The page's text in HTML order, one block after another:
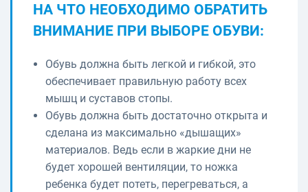
НА ЧТО НЕОБХОДИМО ОБРАТИТЬ
ВНИМАНИЕ ПРИ ВЫБОРЕ ОБУВИ:
Обувь должна быть легкой и гибкой, это
обеспечивает правильную работу всех
мышц и суставов стопы.
Обувь должна быть достаточно открыта и
сделана из максимально «дышащих»
материалов. Ведь если в жаркие дни не
будет хорошей вентиляции, то ножка
ребенка будет потеть, перегреваться, а